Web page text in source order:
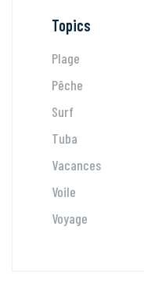
Topics
Plage
Pêche
Surf
Tuba
Vacances
Voile
Voyage